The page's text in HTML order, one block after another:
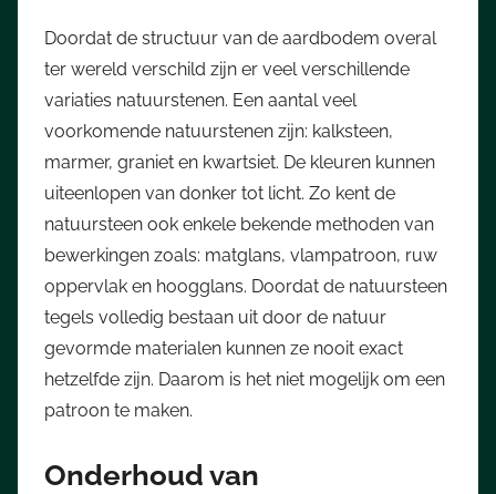
Doordat de structuur van de aardbodem overal
ter wereld verschild zijn er veel verschillende
variaties natuurstenen. Een aantal veel
voorkomende natuurstenen zijn: kalksteen,
marmer, graniet en kwartsiet. De kleuren kunnen
uiteenlopen van donker tot licht. Zo kent de
natuursteen ook enkele bekende methoden van
bewerkingen zoals: matglans, vlampatroon, ruw
oppervlak en hoogglans. Doordat de natuursteen
tegels volledig bestaan uit door de natuur
gevormde materialen kunnen ze nooit exact
hetzelfde zijn. Daarom is het niet mogelijk om een
patroon te maken.
Onderhoud van